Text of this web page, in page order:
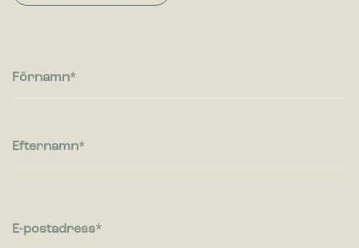
därmed mer värdefull för utgivare och
Förnamn
Efternamn
E-postadress